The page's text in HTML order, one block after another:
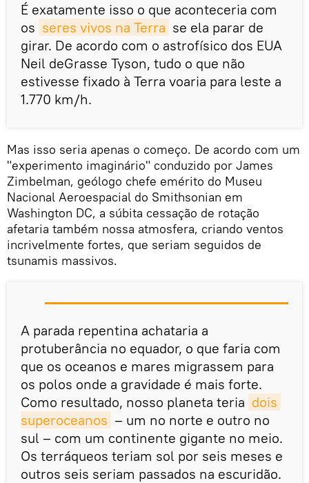
É exatamente isso o que aconteceria com
os seres vivos na Terra se ela parar de
girar. De acordo com o astrofísico dos EUA
Neil deGrasse Tyson, tudo o que não
estivesse fixado à Terra voaria para leste a
1.770 km/h.
Mas isso seria apenas o começo. De acordo com um
"experimento imaginário" conduzido por James
Zimbelman, geólogo chefe emérito do Museu
Nacional Aeroespacial do Smithsonian em
Washington DC, a súbita cessação de rotação
afetaria também nossa atmosfera, criando ventos
incrivelmente fortes, que seriam seguidos de
tsunamis massivos.
A parada repentina achataria a
protuberância no equador, o que faria com
que os oceanos e mares migrassem para
os polos onde a gravidade é mais forte.
Como resultado, nosso planeta teria dois
superoceanos – um no norte e outro no
sul – com um continente gigante no meio.
Os terráqueos teriam sol por seis meses e
outros seis seriam passados na escuridão.